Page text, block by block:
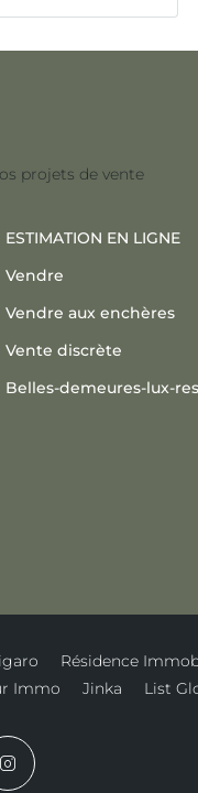
projets de vente
ESTIMATION EN LIGNE
Vendre
Vendre aux enchères
Vente discrète
Belles-demeures-lux-
Résidence
Immo Jinka List